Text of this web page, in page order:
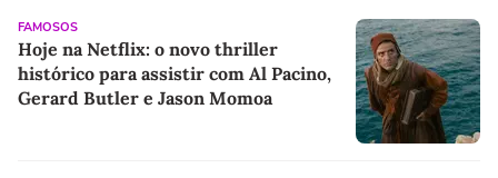
FAMOSOS
Hoje na Netflix: o novo thriller
histórico para assistir com Al Pacino,
Gerard Butler e Jason Momoa